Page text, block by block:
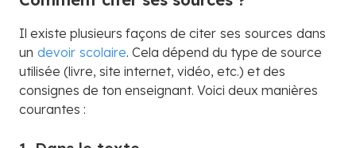
Il existe plusieurs façons de citer ses sources dans
un devoir scolaire. Cela dépend du type de source
utilisée (livre, site internet, vidéo, etc.) et des
consignes de ton enseignant. Voici deux manières
courantes :